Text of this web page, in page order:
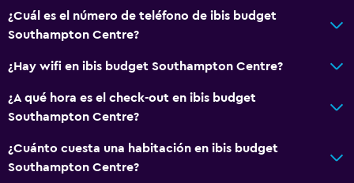
Ducha italiana
Botiquín de primeros auxilios
Cámaras CCTV en el exterior
¿Cuál es el número de teléfono de ibis budget
Southampton Centre?
¿Hay wifi en ibis budget Southampton Centre?
¿A qué hora es el check-out en ibis budget
Southampton Centre?
¿Cuánto cuesta una habitación en ibis budget
Southampton Centre?